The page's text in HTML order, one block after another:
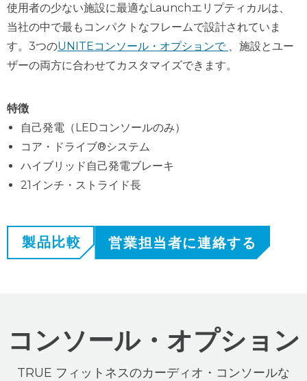
使用者の少ない施設に最適なLaunchエリプティカルは、
当社の中で最もコンパクトなフレームで設計されていま
す。3つのUNITEコンソール・オプションで 、施設とユー
ザーの両方に合わせてカスタマイズできます。
特徴
自己発電（LEDコンソールのみ）
コア・ドライブ®システム
ハイブリッド自己発電ブレーキ
21インチ・ストライド長
製品比較 営業担当者に連絡する
コンソール・オプション
TRUE フィットネスのカーディオ・コンソールな